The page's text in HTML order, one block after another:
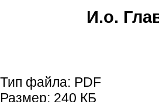
И.о.
Тип файла: PDF
Размер: 240 КБ